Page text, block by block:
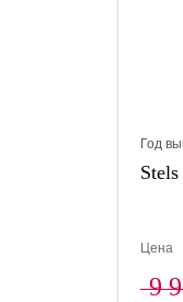
Год
Цена
9